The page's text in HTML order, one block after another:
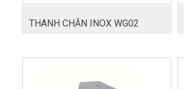
THANH CHẮN INOX WG02